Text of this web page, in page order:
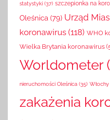
statystyki (37) szczepionka na
Oleśnica (79) Urząd
koronawirus (118) WHO
Wielka Brytania koronawirus
Worldometer
nieruchomości Oleśnica (35)
zakażenia